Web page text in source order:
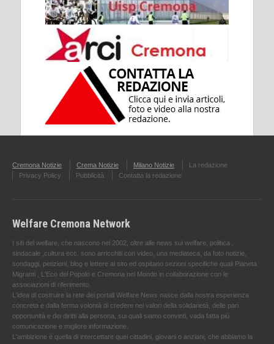
Cremona Notizie Crema Notizie Milano Notizie
La redazione
Privacy Policy
Pubblicità Contatta la redazione
Welfare Cremona Network
I siti del welfare, che nascono nel 2002, oltre alle news sul welfare, politica ,
sindacale ,cultura ecc. sono arricchiti con video, una mediateca, da foto notizie,
sondaggi, petizioni, blog e lettere al sito ed ospitano sezioni specifiche quali Pianeta
Migranti , L'Eco del Popolo e Cremona nel Mondo in collaborazione con le
associazioni di riferimento.
L'idea di costruire la rete dei portali Welfare News nasce dalla nostra esperienza
concreta e dalla ferma volontà di credere nei valori della solidarietà, delle pari
opportunità e dei diritti alla persona, sui quali siamo convinti, vada fatta più
comunicazione e migliore informazione.
L'ambizione è quella di intercettare quei cittadini, giovani o anziani, che abbiamo la